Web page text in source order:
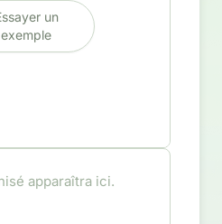
un
exemple
apparaîtra ici.